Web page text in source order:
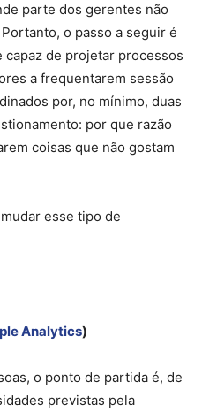
parte dos gerentes não
o passo a seguir é
capaz de projetar processos
a frequentarem sessão
por, no mínimo, duas
por que razão
coisas que não gostam
esse tipo de
Analytics)
o ponto de partida é, de
previstas pela